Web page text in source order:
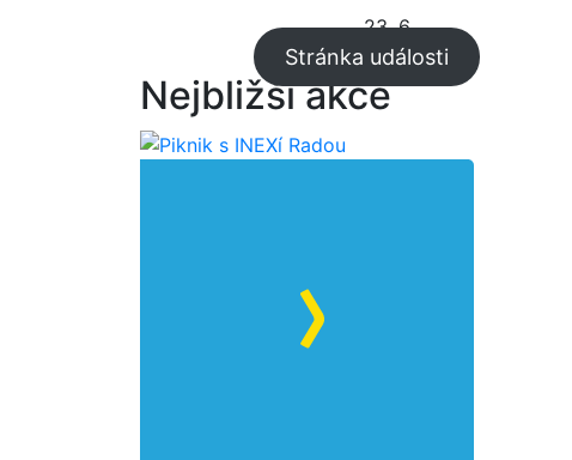
23. 6.
Stránka události
Nejbližší akce